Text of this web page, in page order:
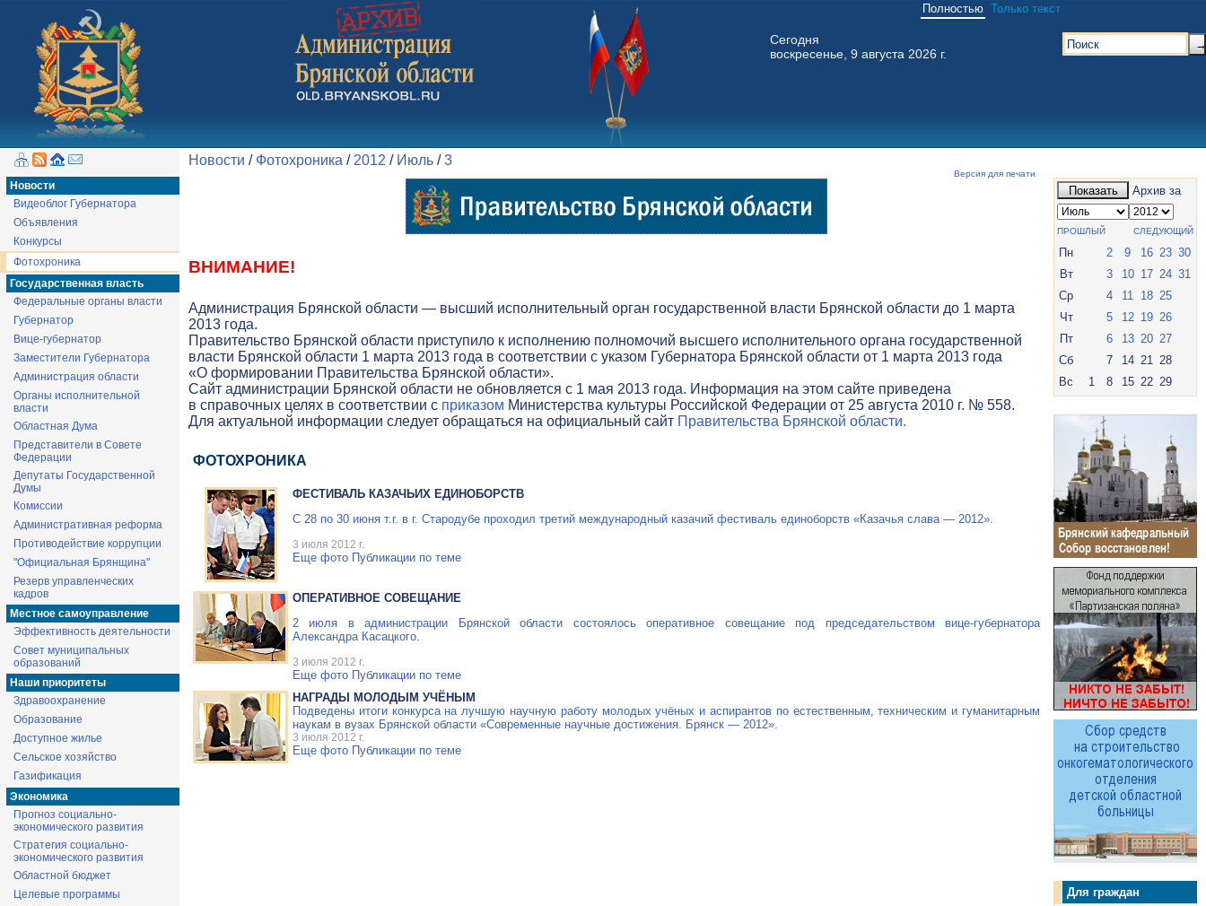
Полностью Только текст
Сегодня
воскресенье, 9 августа 2026 г.
→
Новости
Видеоблог Губернатора
Объявления
Конкурсы
Фотохроника
Государственная власть
Федеральные органы власти
Губернатор
Вице-губернатор
Заместители Губернатора
Администрация области
Органы исполнительной
власти
Областная Дума
Представители в Совете
Федерации
Депутаты Государственной
Думы
Комиссии
Административная реформа
Противодействие коррупции
"Официальная Брянщина"
Резерв управленческих
кадров
Местное самоуправление
Эффективность деятельности
Совет муниципальных
образований
Наши приоритеты
Здравоохранение
Образование
Доступное жилье
Сельское хозяйство
Газификация
Экономика
Прогноз социально-
экономического развития
Стратегия социально-
экономического развития
Областной бюджет
Целевые программы
Новости / Фотохроника / 2012 / Июль /3
Версия для печати
ВНИМАНИЕ!
Администрация Брянской области — высший исполнительный орган государственной власти Брянской области до 1 марта
2013 года.
Правительство Брянской области приступило к исполнению полномочий высшего исполнительного органа государственной
власти Брянской области 1 марта 2013 года в соответствии с указом Губернатора Брянской области от 1 марта 2013 года
«О формировании Правительства Брянской области».
Cайт администрации Брянской области не обновляется с 1 мая 2013 года. Информация на этом сайте приведена
в справочных целях в соответствии с приказом Министерства культуры Российской Федерации от 25 августа 2010 г. № 558.
Для актуальной информации следует обращаться на официальный сайт Правительства Брянской области.
ФОТОХРОНИКА
ФЕСТИВАЛЬ КАЗАЧЬИХ ЕДИНОБОРСТВ
С 28 по 30 июня т.г. в г. Стародубе проходил третий международный казачий фестиваль единоборств «Казачья слава — 2012».
3 июля 2012 г.
Еще фото Публикации по теме
ОПЕРАТИВНОЕ СОВЕЩАНИЕ
2 июля в администрации Брянской области состоялось оперативное совещание под председательством вице-губернатора
Александра Касацкого.
3 июля 2012 г.
Еще фото Публикации по теме
НАГРАДЫ МОЛОДЫМ УЧЁНЫМ
Подведены итоги конкурса на лучшую научную работу молодых учёных и аспирантов по естественным, техническим и гуманитарным
наукам в вузах Брянской области «Современные научные достижения. Брянск — 2012».
3 июля 2012 г.
Еще фото Публикации по теме
Показать Архив за
ПРОШЛЫЙ СЛЕДУЮЩИЙ
Пн 2 9 16 23 30
Вт
3 10 17 24 31
Ср
4 11 18 25
Чт
5 12 19 26
Пт
6 13 20 27
Сб
7 14 21 28
Вс
1 8 15 22 29
Для граждан